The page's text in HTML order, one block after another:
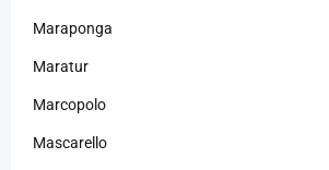
Maraponga
Maratur
Marcopolo
Mascarello